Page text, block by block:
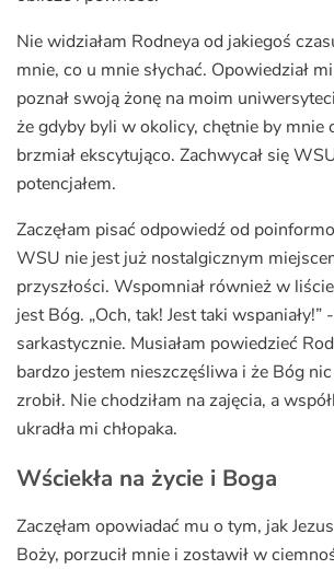
Nie widziałam Rodneya od jakiegoś
mnie, co u mnie słychać. Opowiedział
poznał swoją żonę na moim
że gdyby byli w okolicy, chętnie by mnie
brzmiał ekscytująco. Zachwycał się
potencjałem.
Zaczęłam pisać odpowiedź od
WSU nie jest już nostalgicznym
przyszłości. Wspomniał również w
jest Bóg. „Och, tak! Jest taki wspaniały!”
sarkastycznie. Musiałam powiedzieć
bardzo jestem nieszczęśliwa i że Bóg
zrobił. Nie chodziłam na zajęcia, a
ukradła mi chłopaka.
Wściekła na życie i Boga
Zaczęłam opowiadać mu o tym, jak
Boży, porzucił mnie i zostawił w